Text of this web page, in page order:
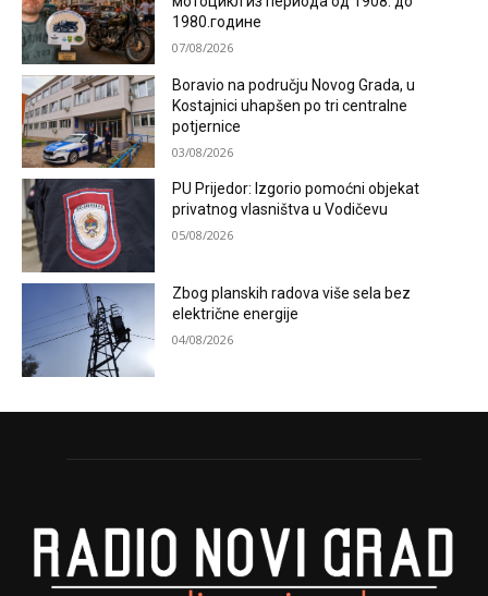
1980.године
07/08/2026
Boravio na području Novog Grada, u
Kostajnici uhapšen po tri centralne
potjernice
03/08/2026
PU Prijedor: Izgorio pomoćni objekat
privatnog vlasništva u Vodičevu
05/08/2026
Zbog planskih radova više sela bez
električne energije
04/08/2026